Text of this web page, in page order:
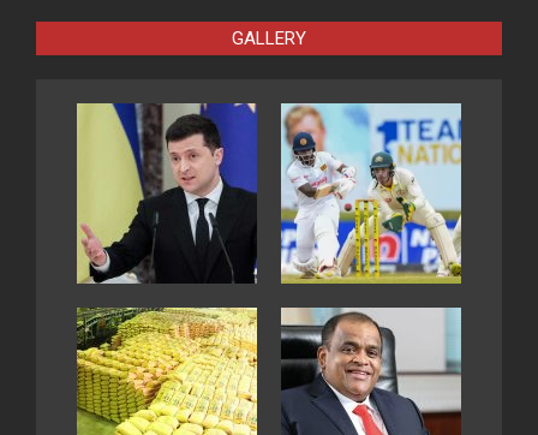
GALLERY